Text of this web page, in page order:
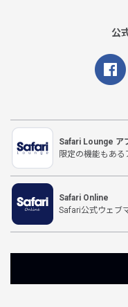
公
Safari Lounge ア
限定の機能もあ
Safari Online
Safari公式ウェブ